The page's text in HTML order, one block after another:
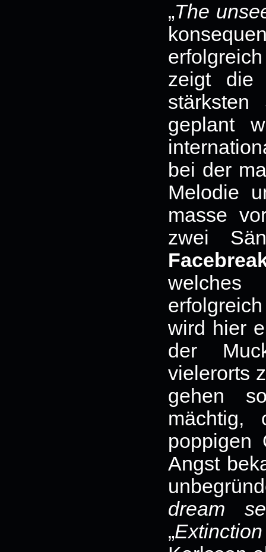
„The
zeigt die
geplant
bei der
Melodie
masse
zwei
wird hier
der
vielerorts
gehen
mächtig,
poppigen
Angst
dream
„